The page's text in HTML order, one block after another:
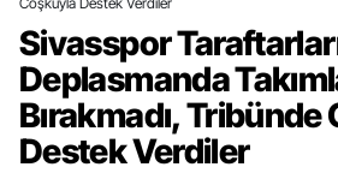
Sivasspor
Deplasmanda
Bırakmadı,
Destek Verdiler